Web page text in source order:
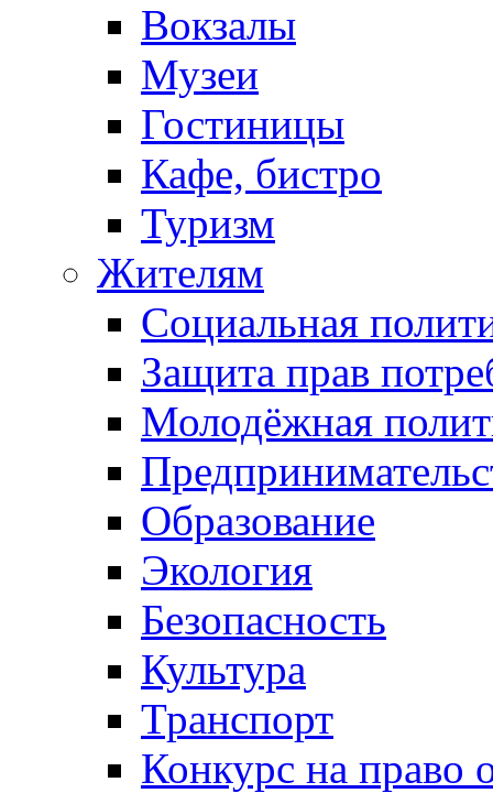
Вокзалы
Музеи
Гостиницы
Кафе, бистро
Туризм
Жителям
Социальная
Защита прав
Молодёжная
Образование
Экология
Безопасность
Культура
Транспорт
Конкурс на право